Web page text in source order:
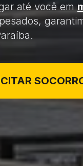
até você em